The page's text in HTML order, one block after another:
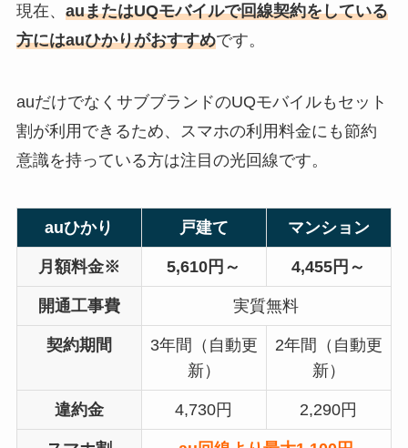
現在、 auまたはUQモバイルで回線契約をしている
方にはauひかりがおすすめです。
auだけでなくサブブランドのUQモバイルもセット
割が利用できるため、スマホの利用料金にも節約
意識を持っている方は注目の光回線です。
auひかり 戸建て マンション
月額料金※ 5,610円～ 4,455円～
開通工事費 実質無料
契約期間
3年間（自動更
新）
2年間（自動更
新）
違約金 4,730円 2,290円